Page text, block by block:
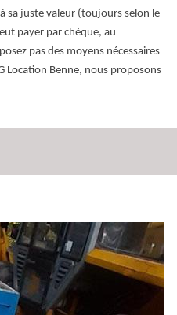
sa juste valeur (toujours selon le
payer par chèque, au
pas des moyens nécessaires
Location Benne, nous proposons